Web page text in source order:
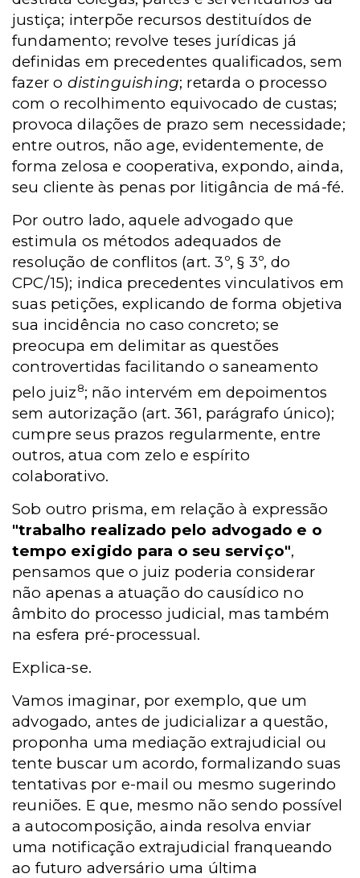
justiça; interpõe recursos destituídos de
fundamento; revolve teses jurídicas já
definidas em precedentes qualificados, sem
fazer o distinguishing; retarda o processo
com o recolhimento equivocado de custas;
provoca dilações de prazo sem necessidade;
entre outros, não age, evidentemente, de
forma zelosa e cooperativa, expondo, ainda,
seu cliente às penas por litigância de má-fé.
Por outro lado, aquele advogado que
estimula os métodos adequados de
resolução de conflitos (art. 3º, § 3º, do
CPC/15); indica precedentes vinculativos em
suas petições, explicando de forma objetiva
sua incidência no caso concreto; se
preocupa em delimitar as questões
controvertidas facilitando o saneamento
pelo juiz8; não intervém em depoimentos
sem autorização (art. 361, parágrafo único);
cumpre seus prazos regularmente, entre
outros, atua com zelo e espírito
colaborativo.
Sob outro prisma, em relação à expressão
"trabalho realizado pelo advogado e o
tempo exigido para o seu serviço",
pensamos que o juiz poderia considerar
não apenas a atuação do causídico no
âmbito do processo judicial, mas também
na esfera pré-processual.
Explica-se.
Vamos imaginar, por exemplo, que um
advogado, antes de judicializar a questão,
proponha uma mediação extrajudicial ou
tente buscar um acordo, formalizando suas
tentativas por e-mail ou mesmo sugerindo
reuniões. E que, mesmo não sendo possível
a autocomposição, ainda resolva enviar
uma notificação extrajudicial franqueando
ao futuro adversário uma última